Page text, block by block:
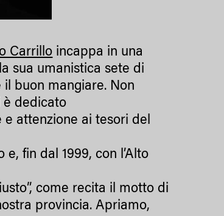
Carrillo incappa in una
sua umanistica sete di
buon mangiare. Non
è dedicato
e attenzione ai tesori del
fin dal 1999, con l’Alto
come recita il motto di
provincia. Apriamo,